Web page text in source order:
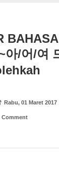
BAHASA
아/어/여
Rabu, 01 Maret 2017
Comment